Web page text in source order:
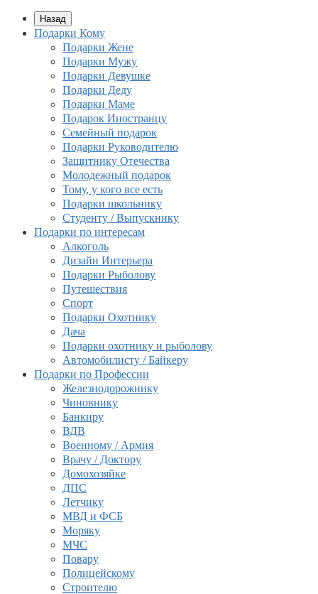
Назад
Подарки Кому
Подарки Жене
Подарки Мужу
Подарки Девушке
Подарки Деду
Подарки Маме
Подарок Иностранцу
Семейный подарок
Подарки Руководителю
Защитнику Отечества
Молодежный подарок
Тому, у кого все есть
Подарки школьнику
Студенту / Выпускнику
Подарки по интересам
Алкоголь
Дизайн Интерьера
Подарки Рыболову
Путешествия
Спорт
Подарки Охотнику
Дача
Подарки охотнику и рыболову
Автомобилисту / Байкеру
Подарки по Профессии
Железнодорожнику
Чиновнику
Банкиру
ВДВ
Военному / Армия
Врачу / Доктору
Домохозяйке
ДПС
Летчику
МВД и ФСБ
Моряку
МЧС
Повару
Полицейскому
Строителю